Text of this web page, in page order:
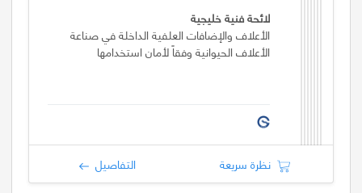
لائحة فنية خليجية
الأعلاف والإضافات العلفية الداخلة في صناعة
الأعلاف الحيوانية وفقاً لأمان استخدامها
نظرة سريعة التفاصيل